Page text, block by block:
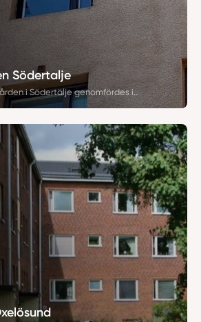
Södertalje
Projektet Brf Östergården i Södertälje genomfördes i två etapper och omfattade totalt 440 fönster- och dörrbyten. Fastigheten från 1960-talet utrustades med SSC-fönster med brun utsida och vit insida, samt djupa fönsterbleck i matchande kulör. I samband med bytet utfördes även putslagningar, med BRF Östergården (HSB) som beställare.